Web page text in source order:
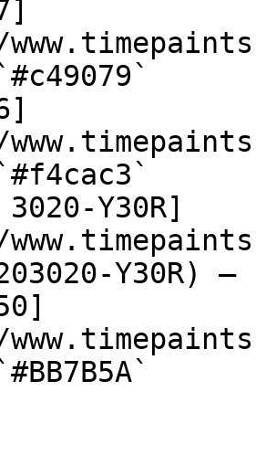
Y30R]
Y30R)